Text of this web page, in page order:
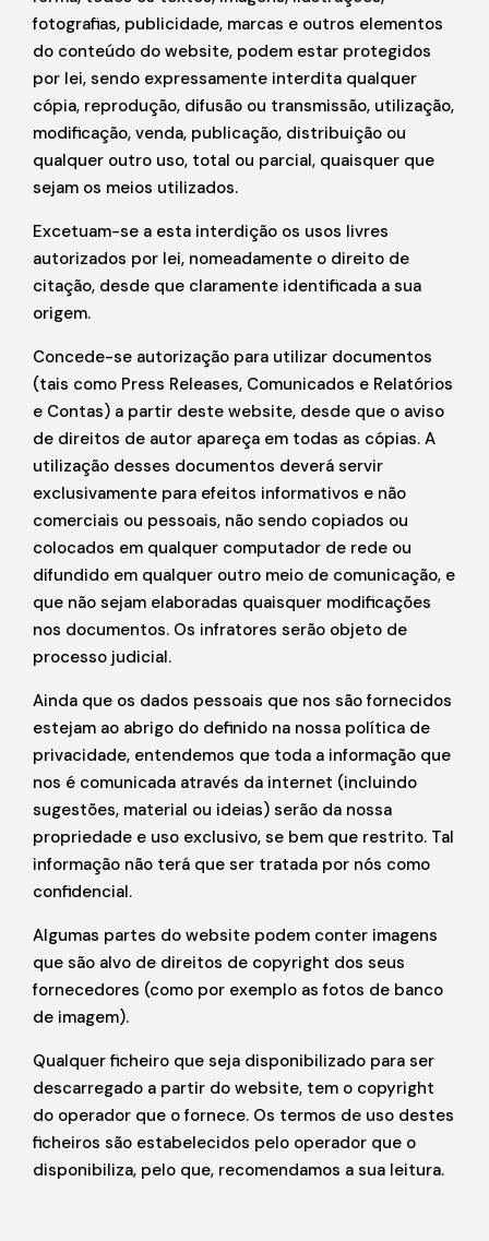
fotografias, publicidade, marcas e outros elementos
do conteúdo do website, podem estar protegidos
por lei, sendo expressamente interdita qualquer
cópia, reprodução, difusão ou transmissão, utilização,
modificação, venda, publicação, distribuição ou
qualquer outro uso, total ou parcial, quaisquer que
sejam os meios utilizados.
Excetuam-se a esta interdição os usos livres
autorizados por lei, nomeadamente o direito de
citação, desde que claramente identificada a sua
origem.
Concede-se autorização para utilizar documentos
(tais como Press Releases, Comunicados e Relatórios
e Contas) a partir deste website, desde que o aviso
de direitos de autor apareça em todas as cópias. A
utilização desses documentos deverá servir
exclusivamente para efeitos informativos e não
comerciais ou pessoais, não sendo copiados ou
colocados em qualquer computador de rede ou
difundido em qualquer outro meio de comunicação, e
que não sejam elaboradas quaisquer modificações
nos documentos. Os infratores serão objeto de
processo judicial.
Ainda que os dados pessoais que nos são fornecidos
estejam ao abrigo do definido na nossa política de
privacidade, entendemos que toda a informação que
nos é comunicada através da internet (incluindo
sugestões, material ou ideias) serão da nossa
propriedade e uso exclusivo, se bem que restrito. Tal
informação não terá que ser tratada por nós como
confidencial.
Algumas partes do website podem conter imagens
que são alvo de direitos de copyright dos seus
fornecedores (como por exemplo as fotos de banco
de imagem).
Qualquer ficheiro que seja disponibilizado para ser
descarregado a partir do website, tem o copyright
do operador que o fornece. Os termos de uso destes
ficheiros são estabelecidos pelo operador que o
disponibiliza, pelo que, recomendamos a sua leitura.